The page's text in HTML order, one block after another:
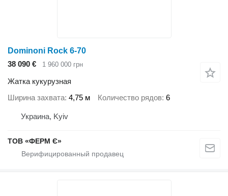
Dominoni Rock 6-70
38 090 €
1 960 000 грн
Жатка кукурузная
Ширина захвата 4,75 м Количество рядов 6
Украина, Kyiv
ТОВ «ФЕРМ Є»